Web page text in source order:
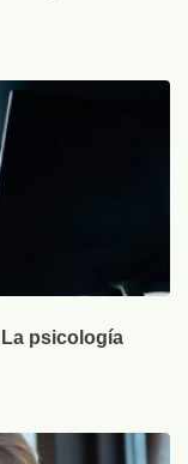
psicología